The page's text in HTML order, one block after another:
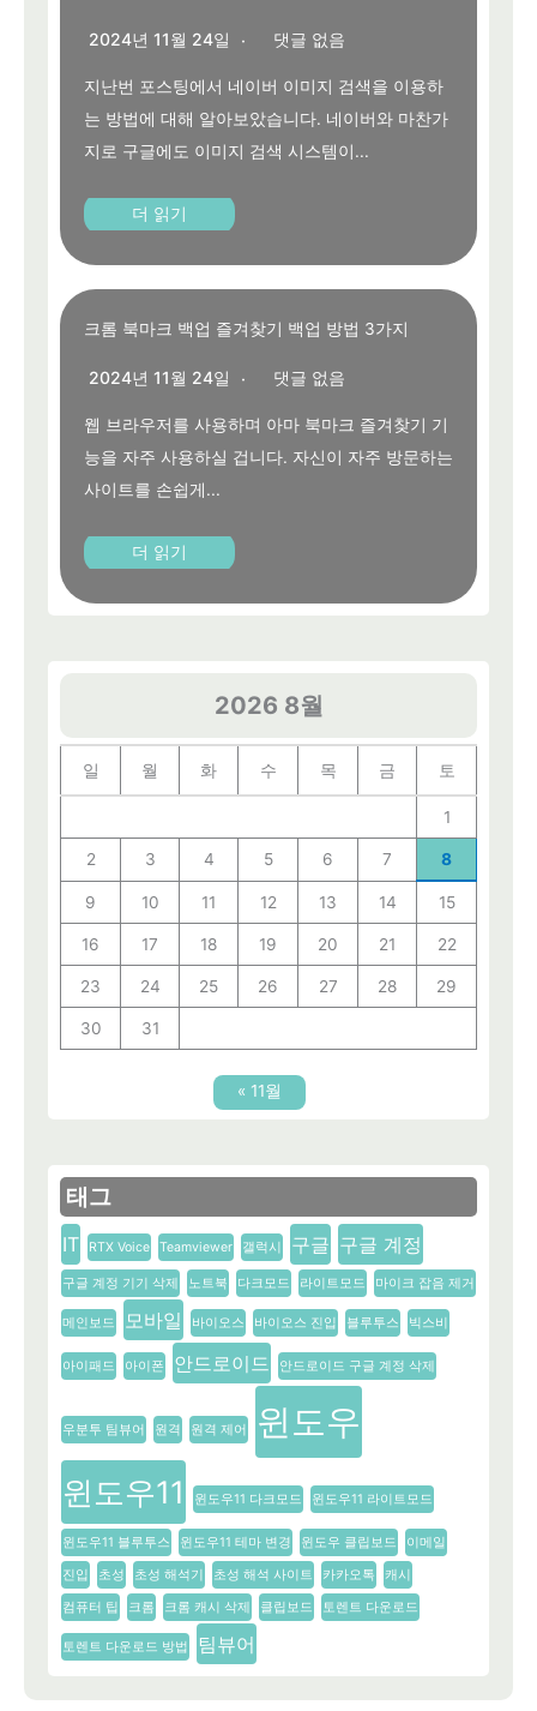
2024년 11월 24일 댓글 없음
지난번 포스팅에서 네이버 이미지 검색을 이용하
는 방법에 대해 알아보았습니다. 네이버와 마찬가
지로 구글에도 이미지 검색 시스템이...
더 읽기
크롬 북마크 백업 즐겨찾기 백업 방법 3가지
2024년 11월 24일 댓글 없음
웹 브라우저를 사용하며 아마 북마크 즐겨찾기 기
능을 자주 사용하실 겁니다. 자신이 자주 방문하는
사이트를 손쉽게...
더 읽기
2026 8월
일 월 화 수 목 금 토
1
2 3 4 5 6 7 8
9 10 11 12 13 14 15
16 17 18 19 20 21 22
23 24 25 26 27 28 29
30 31
« 11월
태그
IT RTX Voice Teamviewer 갤럭시 구글 구글 계정
구글 계정 기기 삭제 노트북 다크모드 라이트모드 마이크 잡음 제거
메인보드 모바일 바이오스 바이오스 진입 블루투스 빅스비
아이패드 아이폰 안드로이드 안드로이드 구글 계정 삭제
우분투 팀뷰어 원격 원격 제어 윈도우
윈도우11 윈도우11 다크모드 윈도우11 라이트모드
윈도우11 블루투스 윈도우11 테마 변경 윈도우 클립보드 이메일
진입 초성 초성 해석기 초성 해석 사이트 카카오톡 캐시
컴퓨터 팁 크롬 크롬 캐시 삭제 클립보드 토렌트 다운로드
토렌트 다운로드 방법 팀뷰어